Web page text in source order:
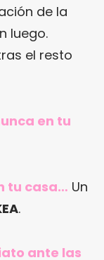
de la
luego.
el resto
en tu
tu casa… Un
.
ante las